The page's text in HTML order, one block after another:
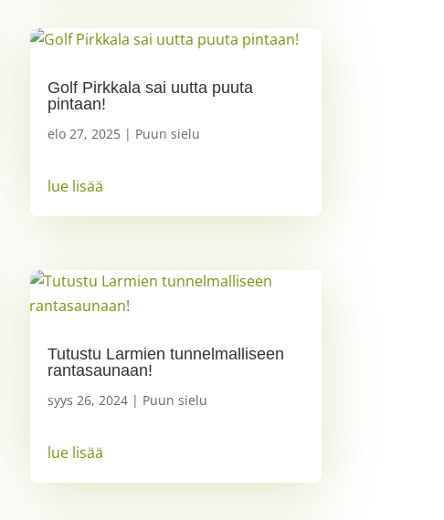
Golf Pirkkala sai uutta puuta
pintaan!
elo 27, 2025| Puun sielu
lue lisää
Tutustu Larmien tunnelmalliseen
rantasaunaan!
syys 26, 2024| Puun sielu
lue lisää